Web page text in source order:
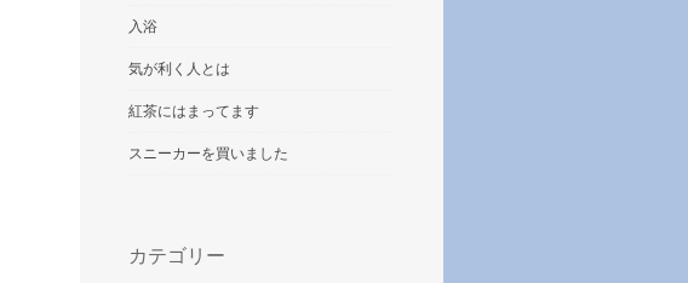
入浴
気が利く人とは
紅茶にはまってます
スニーカーを買いました
カテゴリー